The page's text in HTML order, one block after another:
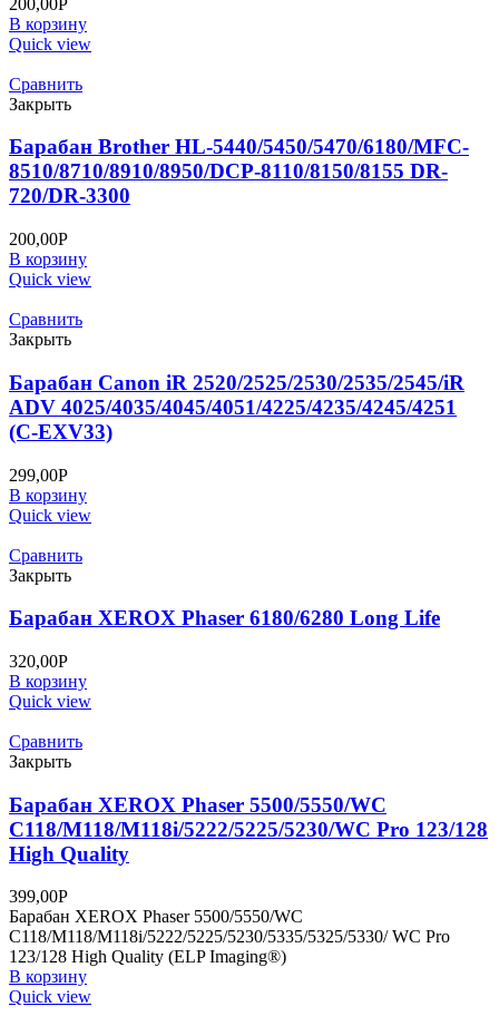
В корзину
Quick view
Сравнить
Закрыть
Барабан Brother HL-5440/5450/5470/6180/MFC-
8510/8710/8910/8950/DCP-8110/8150/8155 DR-
720/DR-3300
200,00Р
В корзину
Quick view
Сравнить
Закрыть
Барабан Canon iR 2520/2525/2530/2535/2545/iR
ADV 4025/4035/4045/4051/4225/4235/4245/4251
(C-EXV33)
299,00Р
В корзину
Quick view
Сравнить
Закрыть
Барабан XEROX Phaser 6180/6280 Long Life
320,00Р
В корзину
Quick view
Сравнить
Закрыть
Барабан XEROX Phaser 5500/5550/WC
C118/M118/M118i/5222/5225/5230/WC Pro 123/128
High Quality
399,00Р
Барабан XEROX Phaser 5500/5550/WC
C118/M118/M118i/5222/5225/5230/5335/5325/5330/ WC Pro
123/128 High Quality (ELP Imaging®)
В корзину
Quick view